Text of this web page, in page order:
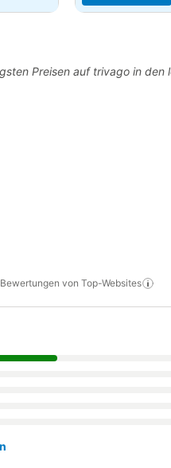
Preisen auf trivago in den
von Top-Websites